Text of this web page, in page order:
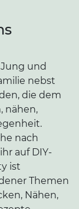
und
nebst
die dem
nähen,
nach
auf DIY-
ist
Themen
Nähen,